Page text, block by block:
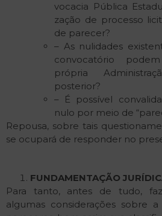
vocacia Pública
zação de processo
de parecer?
– As nulidades
convocatório
própria
posterior?
– É possível
nulo por meio de
Repousa, sobre tais
se ocupará de responder no
FUNDAMENTAÇÃO
Para tanto, antes de tudo,
algumas considerações sobre